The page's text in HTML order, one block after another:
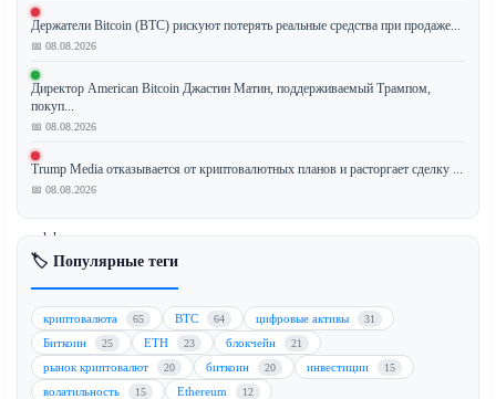
отслеживания
блокчейна.
Эти
стандарты
направлены
повышение
точности
эффективности
отслеживания
криптовалютных
транзакций
в
различных
блокчейнах.
Держатели Bitcoin (BTC) рискуют потерять реальные средства при продаже...
📅 08.08.2026
Директор American Bitcoin Джастин Матин, поддерживаемый Трампом,
покуп...
📅 08.08.2026
Trump Media отказывается от криптовалютных планов и расторгает сделку ...
📅 08.08.2026
🏷️ Популярные теги
криптовалюта 65 BTC 64 цифровые активы 31
Биткоин 25 ETH 23 блокчейн 21
рынок криптовалют 20 биткоин 20 инвестиции 15
волатильность 15 Ethereum 12